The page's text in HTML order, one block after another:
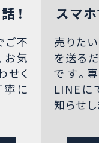
！
ご不
お気
せく
寧に
スマ
売りた
を送る
です。
LINEに
知らせし